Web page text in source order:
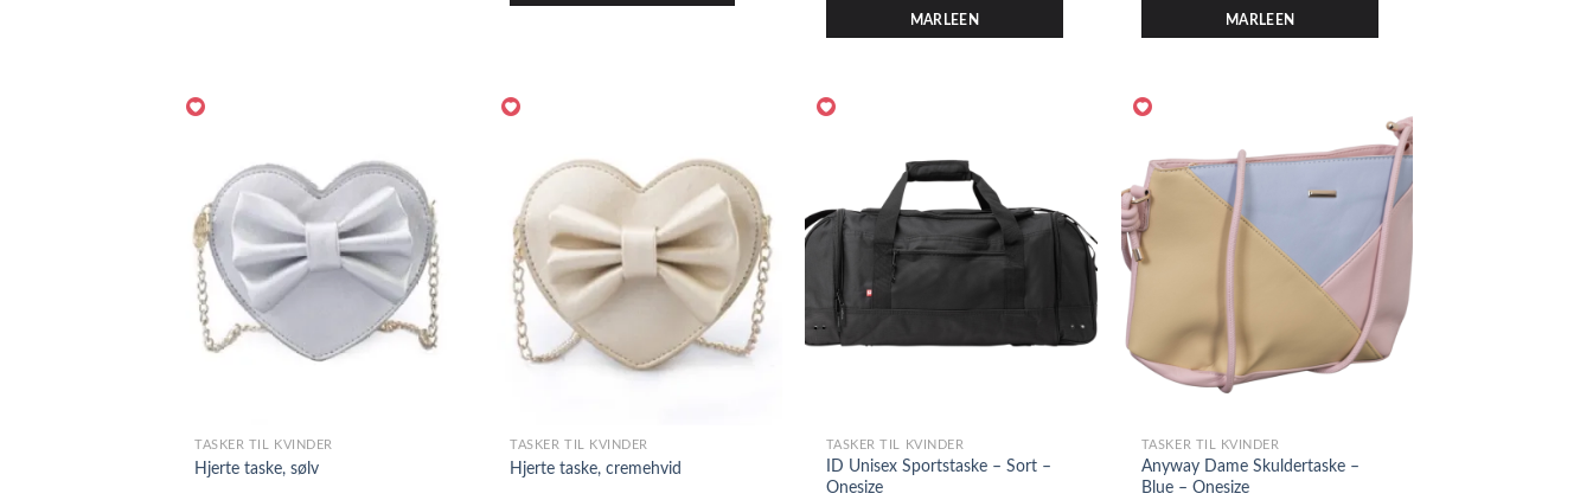
MARLEEN MARLEEN
TASKER TIL KVINDER
Hjerte taske, sølv
TASKER TIL KVINDER
Hjerte taske, cremehvid
TASKER TIL KVINDER
ID Unisex Sportstaske – Sort –
Onesize
TASKER TIL KVINDER
Anyway Dame Skuldertaske –
Blue – Onesize